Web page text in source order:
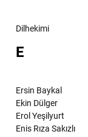
Dilhekimi
E
Ersin Baykal
Ekin Dülger
Erol Yeşilyurt
Enis Rıza Sakızlı